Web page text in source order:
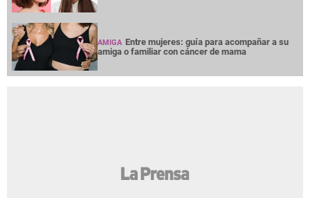
AMIGA Entre mujeres: guía para acompañar a su
amiga o familiar con cáncer de mama